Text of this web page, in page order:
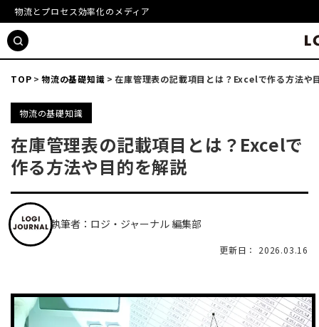
物流とプロセス効率化のメディア
TOP 物流の基礎知識 在庫管理表の記載項目とは？Excelで作る方法や
物流の基礎知識
在庫管理表の記載項目とは？Excelで
作る方法や目的を解説
執筆者：ロジ・ジャーナル 編集部
更新日： 2026.03.16